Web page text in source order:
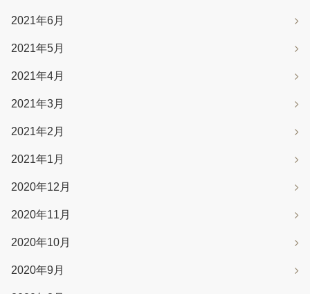
2021年6月
2021年5月
2021年4月
2021年3月
2021年2月
2021年1月
2020年12月
2020年11月
2020年10月
2020年9月